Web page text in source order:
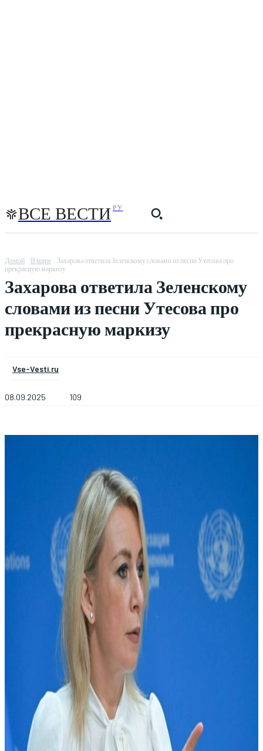
ВСЕ ВЕСТИ РУ
Домой В мире
Захарова ответила Зеленскому словами из песни Утесова про
прекрасную маркизу
Захарова ответила Зеленскому
словами из песни Утесова про
прекрасную маркизу
Vse-Vesti.ru
08.09.2025 109